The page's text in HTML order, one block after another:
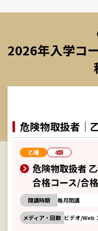
2026年入学コ
危険物取扱者｜
乙種 4類
危険物取扱者
合格コース/合
開講時期 毎月開講
メディア・回数 ビデオ/Web